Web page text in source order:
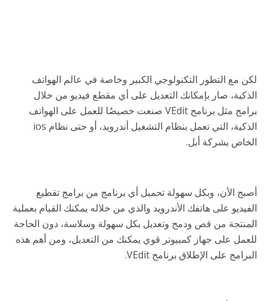
لكن مع التطور التكنولوجي الكبير وخاصة في عالم الهواتف
الذكية، صار بإمكانك التعديل على أي مقطع فيديو من خلال
برامج مثل برنامج VEdit صنعت خصيصُا للعمل على الهواتف
الذكية، التي تعمل بنظام التشغيل أندرويد، أو حتى نظام ios
الخاص بشركة أبل.
أصبح الأن، وبكل سهولة تحميل أي برنامج من برامج تقطيع
الفيديو على هاتفك الأندرويد والذي من خلاله يمكنك القيام بعملية
المنتجة من قص ودمج وتعديل بكل سهولة وسلاسة، دون الحاجة
للعمل على جهاز كمبيوتر قوي يمكنك من التعديل، ومن أهم هذه
البرامج على الإطلاق برنامج VEdit.